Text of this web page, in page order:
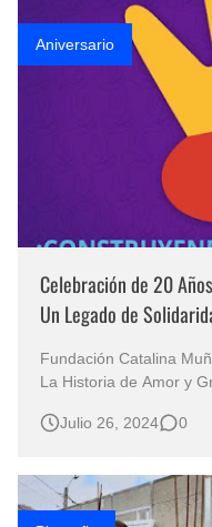
Que significan los
El mundo del
Aniversario
Celebración de 20
Un Legado de
Fundación Catalina
La Historia de Amor y
demás y la gratitud por
junto a Óscar Muñ…
Julio 26, 2024 0